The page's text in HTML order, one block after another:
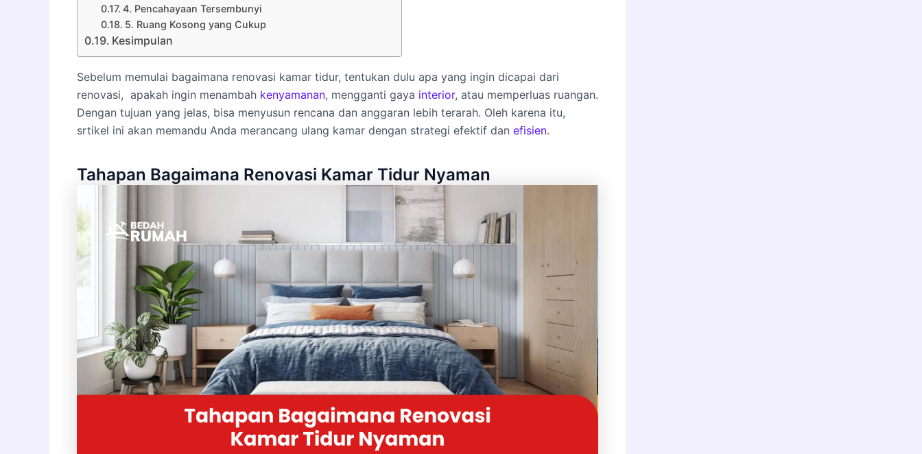
4. Pencahayaan Tersembunyi
5. Ruang Kosong yang Cukup
Kesimpulan
Sebelum memulai bagaimana renovasi kamar tidur, tentukan dulu apa yang ingin dicapai dari
renovasi, apakah ingin menambah kenyamanan, mengganti gaya interior, atau memperluas ruangan.
Dengan tujuan yang jelas, bisa menyusun rencana dan anggaran lebih terarah. Oleh karena itu,
srtikel ini akan memandu Anda merancang ulang kamar dengan strategi efektif dan efisien.
Tahapan Bagaimana Renovasi Kamar Tidur Nyaman